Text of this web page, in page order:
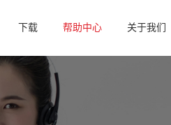
下载 帮助中心 关于我们